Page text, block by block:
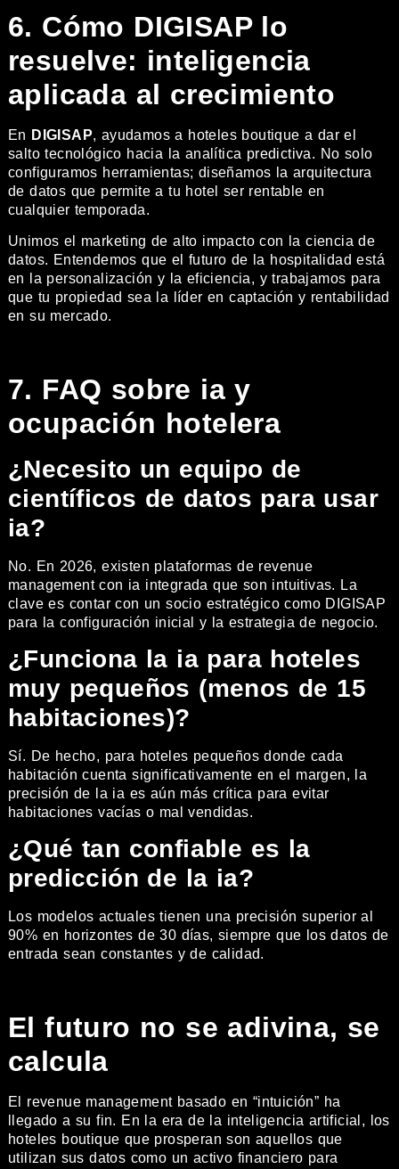
6. Cómo DIGISAP lo
resuelve: inteligencia
aplicada al crecimiento
En DIGISAP, ayudamos a hoteles boutique a dar el
salto tecnológico hacia la analítica predictiva. No solo
configuramos herramientas; diseñamos la arquitectura
de datos que permite a tu hotel ser rentable en
cualquier temporada.
Unimos el marketing de alto impacto con la ciencia de
datos. Entendemos que el futuro de la hospitalidad está
en la personalización y la eficiencia, y trabajamos para
que tu propiedad sea la líder en captación y rentabilidad
en su mercado.
7. FAQ sobre ia y
ocupación hotelera
¿Necesito un equipo de
científicos de datos para usar
ia?
No. En 2026, existen plataformas de revenue
management con ia integrada que son intuitivas. La
clave es contar con un socio estratégico como DIGISAP
para la configuración inicial y la estrategia de negocio.
¿Funciona la ia para hoteles
muy pequeños (menos de 15
habitaciones)?
Sí. De hecho, para hoteles pequeños donde cada
habitación cuenta significativamente en el margen, la
precisión de la ia es aún más crítica para evitar
habitaciones vacías o mal vendidas.
¿Qué tan confiable es la
predicción de la ia?
Los modelos actuales tienen una precisión superior al
90% en horizontes de 30 días, siempre que los datos de
entrada sean constantes y de calidad.
El futuro no se adivina, se
calcula
El revenue management basado en “intuición” ha
llegado a su fin. En la era de la inteligencia artificial, los
hoteles boutique que prosperan son aquellos que
utilizan sus datos como un activo financiero para